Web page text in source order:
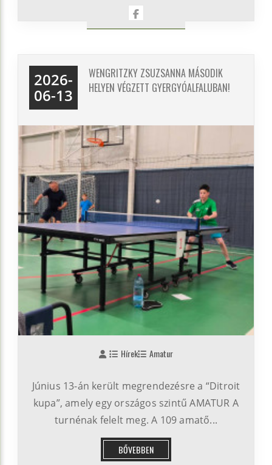
2026-
06-13
WENGRITZKY ZSUZSANNA MÁSODIK
HELYEN VÉGZETT GYERGYÓALFALUBAN!
Hírek Amatur
Június 13-án került megrendezésre a “Ditroit
kupa”, amely egy országos szintű AMATUR A
turnénak felelt meg. A 109 amatő...
BŐVEBBEN